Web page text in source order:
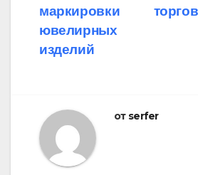
маркировки
ювелирных
изделий
от serfer